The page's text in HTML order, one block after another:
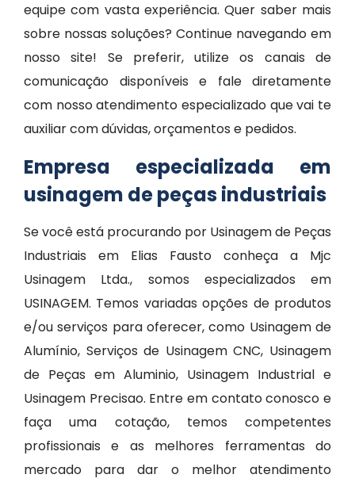
equipe com vasta experiência. Quer saber mais
sobre nossas soluções? Continue navegando em
nosso site! Se preferir, utilize os canais de
comunicação disponíveis e fale diretamente
com nosso atendimento especializado que vai te
auxiliar com dúvidas, orçamentos e pedidos.
Empresa especializada em
usinagem de peças industriais
Se você está procurando por Usinagem de Peças
Industriais em Elias Fausto conheça a Mjc
Usinagem Ltda., somos especializados em
USINAGEM. Temos variadas opções de produtos
e/ou serviços para oferecer, como Usinagem de
Alumínio, Serviços de Usinagem CNC, Usinagem
de Peças em Aluminio, Usinagem Industrial e
Usinagem Precisao. Entre em contato conosco e
faça uma cotação, temos competentes
profissionais e as melhores ferramentas do
mercado para dar o melhor atendimento